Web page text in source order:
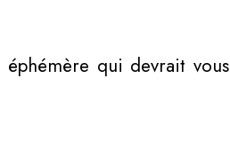
qui devrait vous